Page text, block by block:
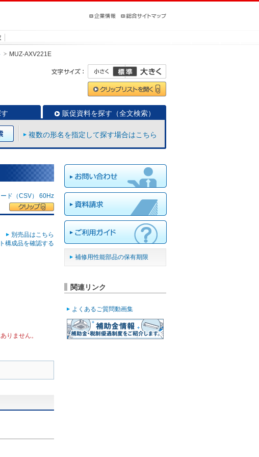
MUZ-AXV221E
販促資料を探す（全文検索）
複数の形名を指定して探す場合はこちら
ド（CSV） 60Hz
別売品はこちら
構成品を確認する
りません。
補修用性能部品の保有期限
関連リンク
よくあるご質問動画集